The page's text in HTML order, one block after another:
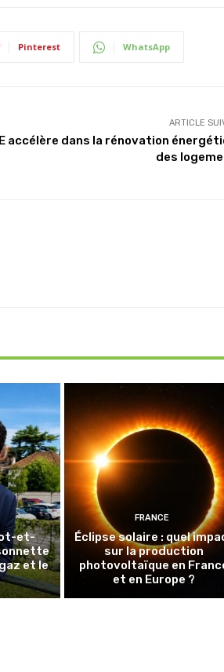
Pinterest WhatsApp
ARTICLE
accélère dans la rénovation
des
et-
et le
FRANCE
Éclipse solaire : quel
sur la production
photovoltaïque en
et en Europe ?